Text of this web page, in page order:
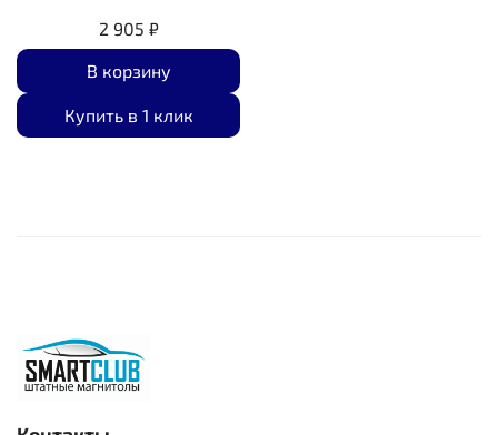
2 905 ₽
В корзину
Купить в 1 клик